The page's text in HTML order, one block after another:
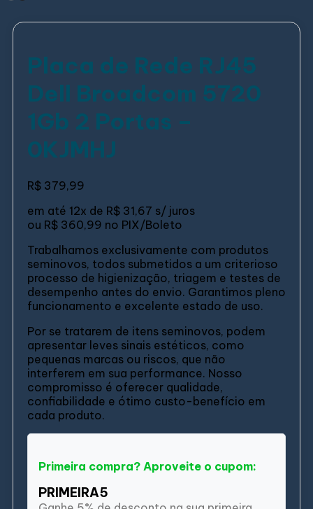
Placa de Rede RJ45
Dell Broadcom 5720
1Gb 2 Portas –
0KJMHJ
R$ 379,99
em até 12x de R$ 31,67 s/ juros
ou R$ 360,99 no PIX/Boleto
Trabalhamos exclusivamente com produtos
seminovos, todos submetidos a um criterioso
processo de higienização, triagem e testes de
desempenho antes do envio. Garantimos pleno
funcionamento e excelente estado de uso.
Por se tratarem de itens seminovos, podem
apresentar leves sinais estéticos, como
pequenas marcas ou riscos, que não
interferem em sua performance. Nosso
compromisso é oferecer qualidade,
confiabilidade e ótimo custo-benefício em
cada produto.
Primeira compra? Aproveite o cupom:
PRIMEIRA5